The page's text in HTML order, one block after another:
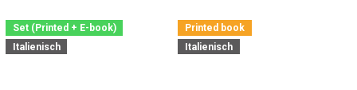
Set (Printed + E-book)
Italienisch
Printed book
Italienisch